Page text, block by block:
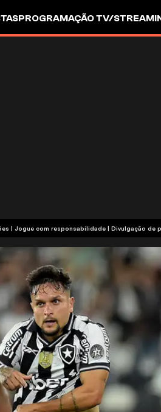
PROGRAMAÇÃO TV/
e condições | Jogue com responsabilidade | Divulgação de